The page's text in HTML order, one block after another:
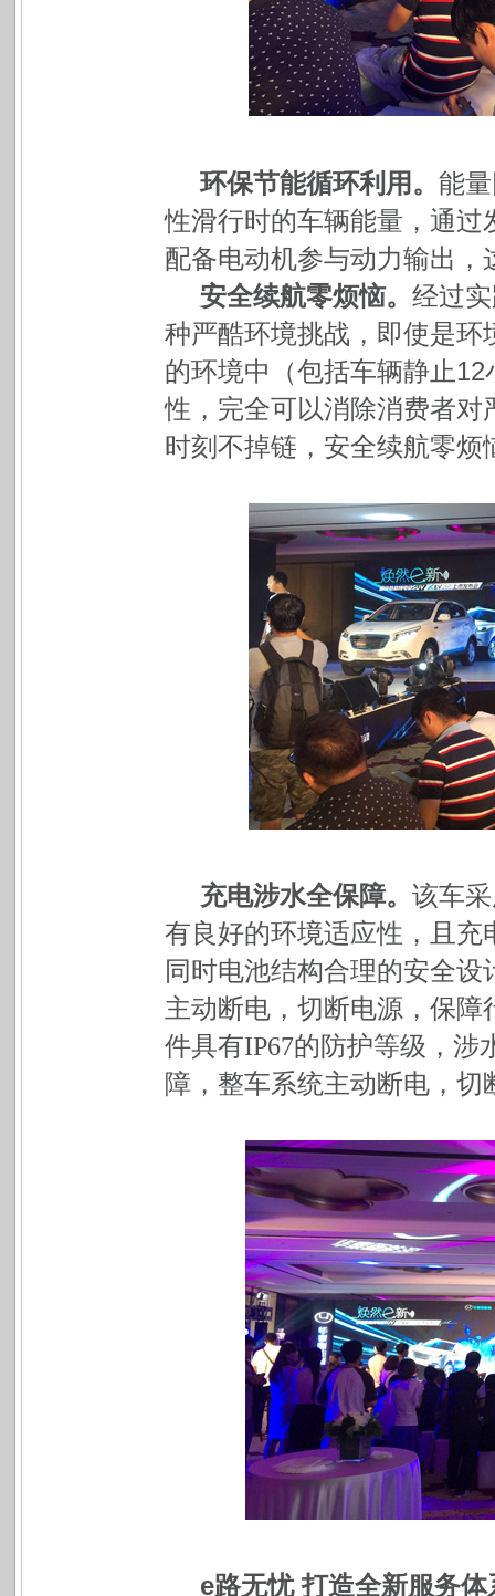
环保节能循环利用。 能
性滑行时的车辆能量，通
配备电动机参与动力输出
安全续航零烦恼。 经过
种严酷环境挑战，即使是
的环境中（包括车辆静止
性，完全可以消除消费者
时刻不掉链，安全续航零烦
充电涉水全保障。 该车
有良好的环境适应性，且充
同时电池结构合理的安全
主动断电，切断电源，保
件具有IP67的防护等级，
障，整车系统主动断电，切
e路无忧 打造全新服务体